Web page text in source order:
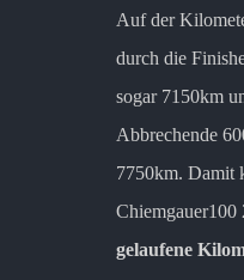
Auf der
durch die
sogar 7150km
Abbrechende
7750km. Damit
gelaufene